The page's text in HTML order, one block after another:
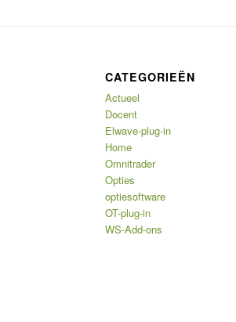
CATEGORIEËN
Actueel
Docent
Elwave-plug-in
Home
Omnitrader
Opties
optiesoftware
OT-plug-in
WS-Add-ons